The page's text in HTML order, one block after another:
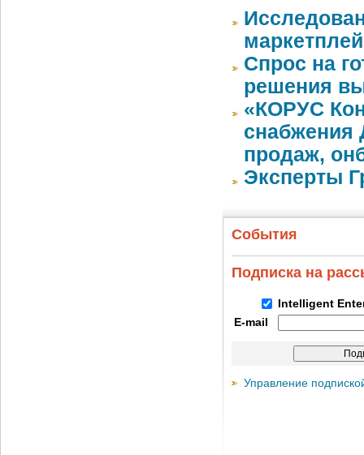
Спрос на
решения
«КОРУС
снабжения
продаж,
Эксперты
События
Подписка на
Intelligent
E-mail
Управление